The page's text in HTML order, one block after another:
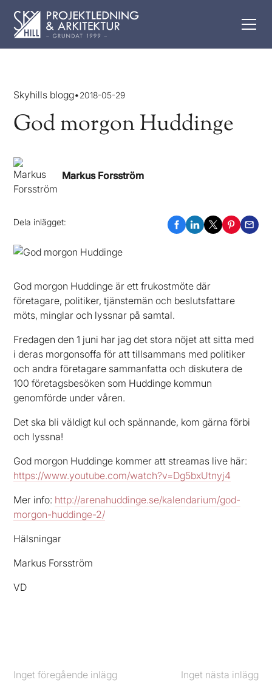
Skyhills blogg•2018-05-29
God morgon Huddinge
Markus Forsström
Dela inlägget:
God morgon Huddinge är ett frukostmöte där
företagare, politiker, tjänstemän och beslutsfattare
möts, minglar och lyssnar på samtal.
Fredagen den 1 juni har jag det stora nöjet att sitta med
i deras morgonsoffa för att tillsammans med politiker
och andra företagare sammanfatta och diskutera de
100 företagsbesöken som Huddinge kommun
genomförde under våren.
Det ska bli väldigt kul och spännande, kom gärna förbi
och lyssna!
God morgon Huddinge kommer att streamas live här:
https://www.youtube.com/watch?v=Dg5bxUtnyj4
Mer info: http://arenahuddinge.se/kalendarium/god-
morgon-huddinge-2/
Hälsningar
Markus Forsström
VD
Föregående
Inget föregående inlägg Nästa
Inget nästa inlägg